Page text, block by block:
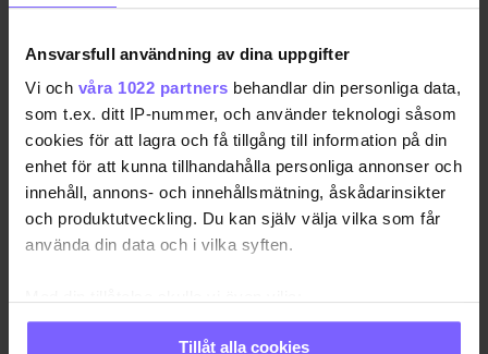
Ansvarsfull användning av dina uppgifter
Vi och våra 1022 partners behandlar din personliga data,
som t.ex. ditt IP-nummer, och använder teknologi såsom
cookies för att lagra och få tillgång till information på din
enhet för att kunna tillhandahålla personliga annonser och
innehåll, annons- och innehållsmätning, åskådarinsikter
och produktutveckling. Du kan själv välja vilka som får
använda din data och i vilka syften.
Samla in information om din geografiska plats
Tillåt alla cookies
Uppdaterad 2024-03-15
KÖPENHAMN PRIDE PRIDE 2023
DELA DEN HÄR ARTIKELN